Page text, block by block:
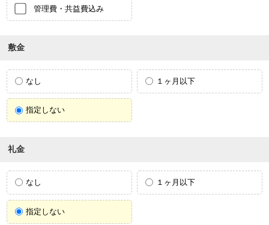
管理費・共益費込み
敷金
なし １ヶ月以下
指定しない
礼金
なし １ヶ月以下
指定しない